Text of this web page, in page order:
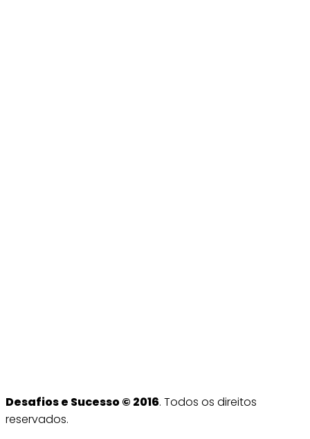
Desafios e Sucesso © 2016. Todos os direitos
reservados.